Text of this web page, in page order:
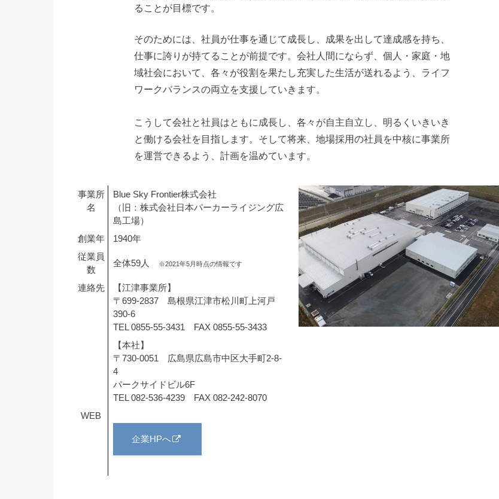
ることが目標です。
そのためには、社員が仕事を通じて成長し、成果を出して達成感を持ち、
仕事に誇りが持てることが前提です。会社人間にならず、個人・家庭・地
域社会において、各々が役割を果たし充実した生活が送れるよう、ライフ
ワークバランスの両立を支援していきます。
こうして会社と社員はともに成長し、各々が自主自立し、明るくいきいき
と働ける会社を目指します。そして将来、地場採用の社員を中核に事業所
を運営できるよう、計画を温めています。
事業所
名
Blue Sky Frontier株式会社
（旧：株式会社日本パーカーライジング広
島工場）
創業年
1940年
従業員
数
全体59人 ※2021年5月時点の情報です
連絡先
【江津事業所】
〒699-2837 島根県江津市松川町上河戸
390-6
TEL 0855-55-3431 FAX 0855-55-3433
【本社】
〒730-0051 広島県広島市中区大手町2-8-
4
パークサイドビル6F
TEL 082-536-4239 FAX 082-242-8070
WEB
企業HPへ